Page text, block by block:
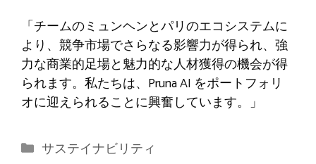
「チームのミュンヘンとパリのエコシステムに
より、競争市場でさらなる影響力が得られ、強
力な商業的足場と魅力的な人材獲得の機会が得
られます。私たちは、Pruna AI をポートフォリ
オに迎えられることに興奮しています。」
カ
サステイナビリティ